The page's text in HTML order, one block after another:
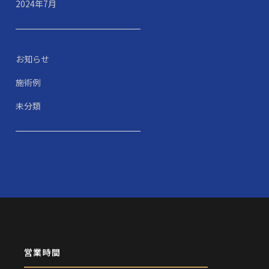
2024年7月
お知らせ
施術例
未分類
営業時間